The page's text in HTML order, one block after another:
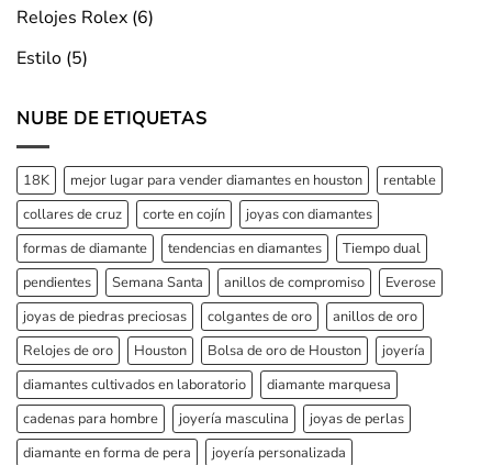
Relojes Rolex (6)
Estilo (5)
NUBE DE ETIQUETAS
18K mejor lugar para vender diamantes en houston
rentable
collares de cruz
corte en cojín
joyas con diamantes
formas de diamante
tendencias en diamantes
Tiempo dual
pendientes
Semana Santa anillos de compromiso
Everose
joyas de piedras preciosas
colgantes de oro
anillos de oro
Relojes de oro
Houston Bolsa de oro de Houston
joyería
diamantes cultivados en laboratorio
diamante marquesa
cadenas para hombre
joyería masculina
joyas de perlas
diamante en forma de pera
joyería personalizada